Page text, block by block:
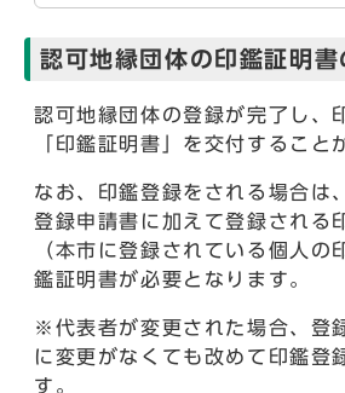
認可地縁団体の印鑑証明
認可地縁団体の登録が完了し、
「印鑑証明書」を交付すること
なお、印鑑登録をされる場合は
登録申請書に加えて登録される
（本市に登録されている個人の
鑑証明書が必要となります。
※代表者が変更された場合、登
に変更がなくても改めて印鑑登
す。